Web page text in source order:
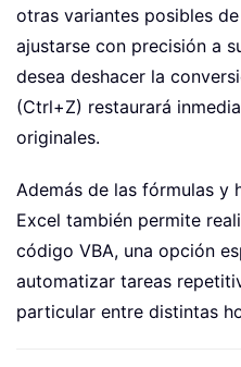
otras variantes posibles
ajustarse con precisión a
desea deshacer la
(Ctrl+Z) restaurará
originales.
Además de las fórmulas y
Excel también permite
código VBA, una opción
automatizar tareas
particular entre distintas